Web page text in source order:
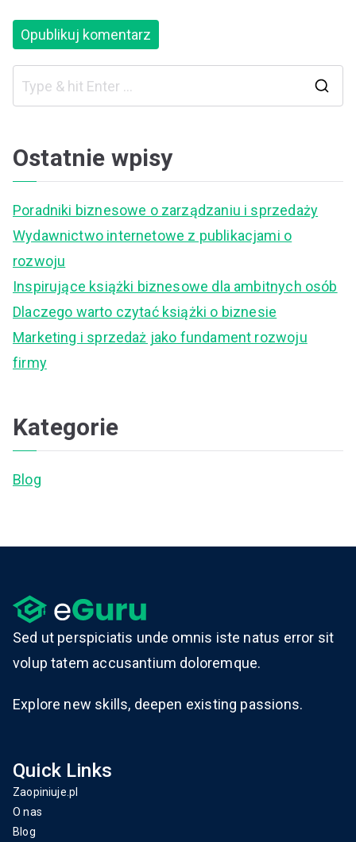
Ostatnie wpisy
Poradniki biznesowe o zarządzaniu i sprzedaży
Wydawnictwo internetowe z publikacjami o
rozwoju
Inspirujące książki biznesowe dla ambitnych osób
Dlaczego warto czytać książki o biznesie
Marketing i sprzedaż jako fundament rozwoju
firmy
Kategorie
Blog
Sed ut perspiciatis unde omnis iste natus error sit
volup tatem accusantium doloremque.
Explore new skills, deepen existing passions.
Quick Links
Zaopiniuje.pl
O nas
Blog